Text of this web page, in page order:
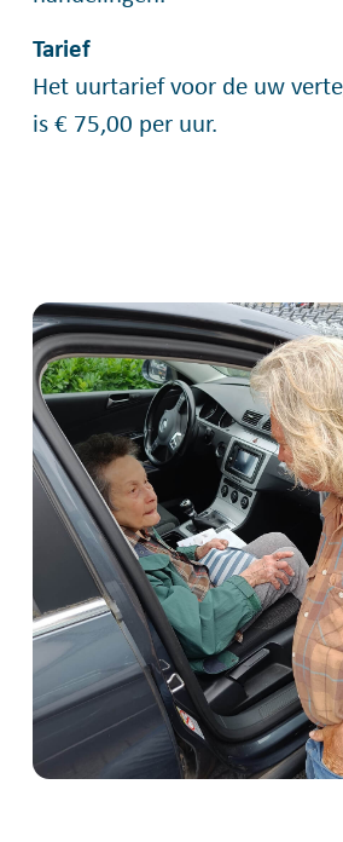
Tarief
Het uurtarief voor de uw
is € 75,00 per uur.